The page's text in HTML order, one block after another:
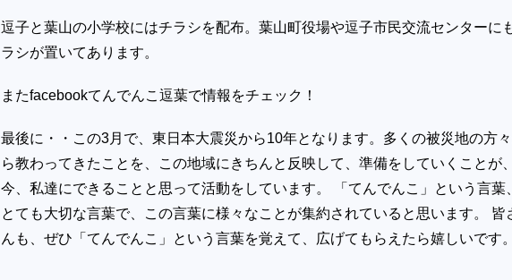
逗子と葉山の小学校にはチラシを配布。葉山町役場や逗子市民交流センターに
ラシが置いてあります。
またfacebookてんでんこ逗葉で情報をチェック！
最後に・・この3月で、東日本大震災から10年となります。多くの被災地の方
ら教わってきたことを、この地域にきちんと反映して、準備をしていくことが、
今、私達にできることと思って活動をしています。 「てんでんこ」という言葉、
とても大切な言葉で、この言葉に様々なことが集約されていると思います。 皆
んも、ぜひ「てんでんこ」という言葉を覚えて、広げてもらえたら嬉しいです。